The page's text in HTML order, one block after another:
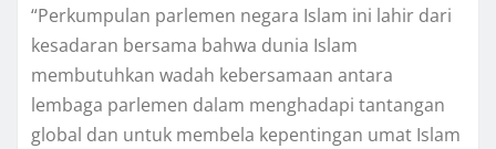
“Perkumpulan parlemen negara Islam ini lahir dari
kesadaran bersama bahwa dunia Islam
membutuhkan wadah kebersamaan antara
lembaga parlemen dalam menghadapi tantangan
global dan untuk membela kepentingan umat Islam